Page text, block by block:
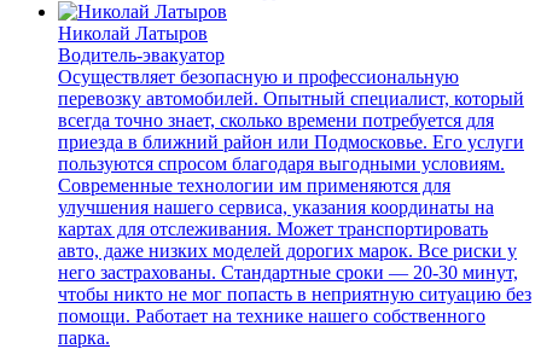
Николай Латыров
Водитель-эвакуатор
Осуществляет безопасную и профессиональную
перевозку автомобилей. Опытный специалист, который
всегда точно знает, сколько времени потребуется для
приезда в ближний район или Подмосковье. Его услуги
пользуются спросом благодаря выгодными условиям.
Современные технологии им применяются для
улучшения нашего сервиса, указания координаты на
картах для отслеживания. Может транспортировать
авто, даже низких моделей дорогих марок. Все риски у
него застрахованы. Стандартные сроки — 20-30 минут,
чтобы никто не мог попасть в неприятную ситуацию без
помощи. Работает на технике нашего собственного
парка.